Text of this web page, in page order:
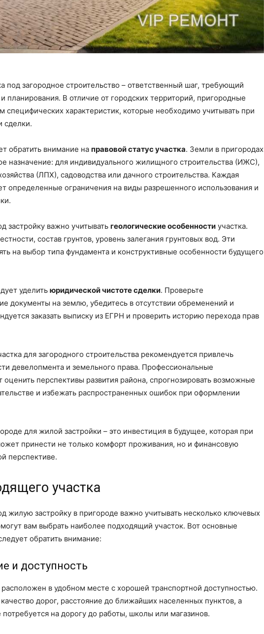
под загородное строительство – ответственный шаг, требующий
планирования. В отличие от городских территорий, пригородные
специфических характеристик, которые необходимо учитывать при
сделки.
обратить внимание на правовой статус участка. Земли в пригородах
назначение: для индивидуального жилищного строительства (ИЖС),
(ЛПХ), садоводства или дачного строительства. Каждая
определенные ограничения на виды разрешенного использования и
застройку важно учитывать геологические особенности участка.
состав грунтов, уровень залегания грунтовых вод. Эти
на выбор типа фундамента и конструктивные особенности будущего
уделить юридической чистоте сделки. Проверьте
документы на землю, убедитесь в отсутствии обременений и
заказать выписку из ЕГРН и проверить историю перехода прав
для загородного строительства рекомендуется привлечь
девелопмента и земельного права. Профессиональные
оценить перспективы развития района, спрогнозировать возможные
и избежать распространенных ошибок при оформлении
для жилой застройки – это инвестиция в будущее, которая при
принести не только комфорт проживания, но и финансовую
перспективе.
участка
жилую застройку в пригороде важно учитывать несколько ключевых
вам выбрать наиболее подходящий участок. Вот основные
обратить внимание:
и доступность
в удобном месте с хорошей транспортной доступностью.
дорог, расстояние до ближайших населенных пунктов, а
на дорогу до работы, школы или магазинов.